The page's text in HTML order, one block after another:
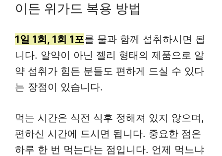
이든 위가드 복용 방법
1일 1회, 1회 1포를 물과 함께 섭취하시면 됩
니다. 알약이 아닌 젤리 형태의 제품으로 알
약 섭취가 힘든 분들도 편하게 드실 수 있다
는 장점이 있습니다.
먹는 시간은 식전 식후 정해져 있지 않으며,
편하신 시간에 드시면 됩니다. 중요한 점은
하루 한 번 먹는다는 점입니다. 언제 먹느냐